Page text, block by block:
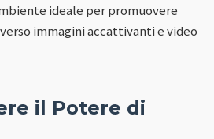
ideale per promuovere
immagini accattivanti e video
il Potere di